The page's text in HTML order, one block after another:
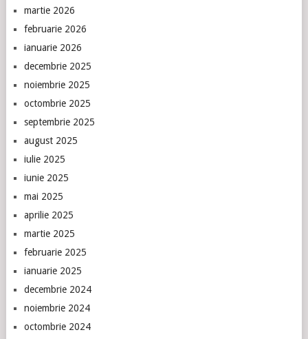
martie 2026
februarie 2026
ianuarie 2026
decembrie 2025
noiembrie 2025
octombrie 2025
septembrie 2025
august 2025
iulie 2025
iunie 2025
mai 2025
aprilie 2025
martie 2025
februarie 2025
ianuarie 2025
decembrie 2024
noiembrie 2024
octombrie 2024